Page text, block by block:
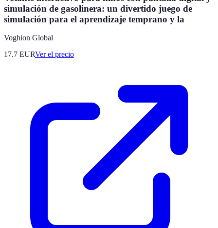
simulación de gasolinera: un divertido juego de
simulación para el aprendizaje temprano y la
Voghion Global
17.7 EURVer el precio